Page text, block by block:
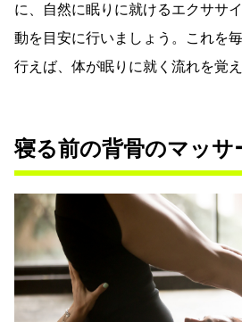
に、自然に眠りに就けるエクササ
動を目安に行いましょう。これを
行えば、体が眠りに就く流れを覚
寝る前の背骨のマッサ